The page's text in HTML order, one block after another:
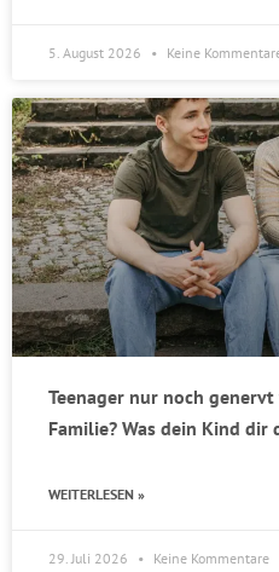
5. August 2026 Keine
Teenager nur noch
Familie? Was dein Kind dir
WEITERLESEN »
29. Juli 2026 Keine Kommentare